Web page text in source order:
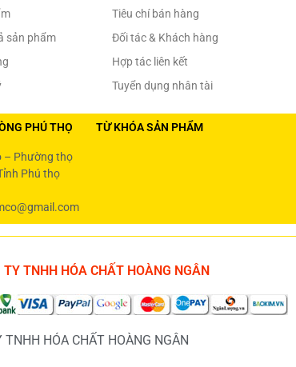
sản phẩm
Tiêu chí bán hàng
Đối tác & Khách hàng
Hợp tác liên kết
Tuyển dụng nhân tài
PHÚ THỌ
– Phường thọ
Phú thọ
TỪ KHÓA SẢN PHẨM
TY TNHH HÓA CHẤT HOÀNG NGÂN
HÓA CHẤT HOÀNG NGÂN